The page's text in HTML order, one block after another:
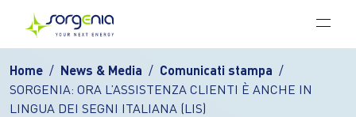
Vai al contenuto principale
Home News & Media
Comunicati stampa
SORGENIA: ORA L’ASSISTENZA CLIENTI È ANCHE IN
LINGUA DEI SEGNI ITALIANA (LIS)